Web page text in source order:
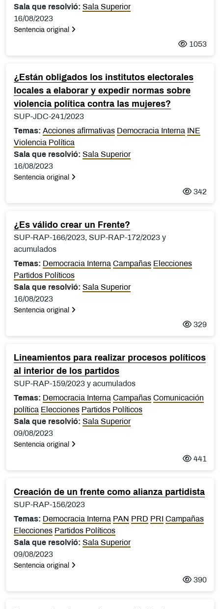
Sala que resolvió: Sala Superior
16/08/2023
Sentencia original
1053
¿Están obligados los institutos electorales
locales a elaborar y expedir normas sobre
violencia política contra las mujeres?
SUP-JDC-241/2023
Temas: Acciones afirmativas Democracia Interna
INE
Violencia Política
Sala que resolvió: Sala Superior
16/08/2023
Sentencia original
342
¿Es válido crear un Frente?
SUP-RAP-166/2023, SUP-RAP-172/2023 y
acumulados
Temas: Democracia Interna Campañas Elecciones
Partidos Políticos
Sala que resolvió: Sala Superior
16/08/2023
Sentencia original
329
Lineamientos para realizar procesos políticos
al interior de los partidos
SUP-RAP-159/2023 y acumulados
Temas: Democracia Interna Campañas Comunicación
política Elecciones Partidos Políticos
Sala que resolvió: Sala Superior
09/08/2023
Sentencia original
441
Creación de un frente como alianza partidista
SUP-RAP-156/2023
Temas: Democracia Interna PAN PRD PRI Campañas
Elecciones Partidos Políticos
Sala que resolvió: Sala Superior
09/08/2023
Sentencia original
390